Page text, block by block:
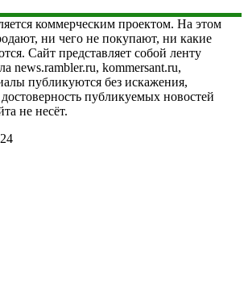
коммерческим проектом. На этом
ни чего не покупают, ни какие
Сайт представляет собой ленту
news.rambler.ru, kommersant.ru,
публикуются без искажения,
достоверность публикуемых новостей
не несёт.